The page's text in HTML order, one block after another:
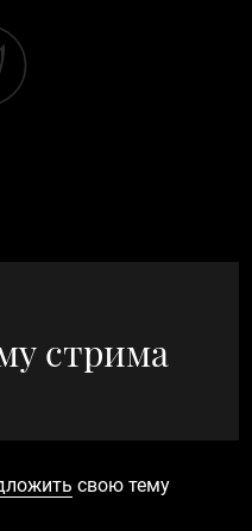
стрима
свою тему